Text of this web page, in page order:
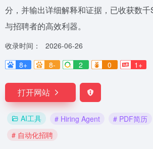
分，并输出详细解释和证据，已收获数
与招聘者的高效利器。
收录时间：
2026-06-26
8+
8- 2 0 1+
打开网站
AI工具 # Hiring Agent # PDF简历
# 自动化招聘